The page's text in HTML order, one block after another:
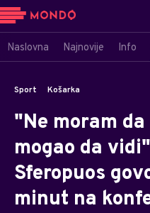
Naslovna Najnovije Info
Sport Košarka
"Ne moram
mogao da
Sferopuos
minut na